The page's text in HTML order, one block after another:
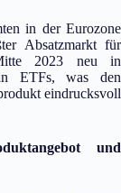
in der Eurozone
Absatzmarkt für
2023 neu in
in ETFs, was den
eindrucksvoll
und